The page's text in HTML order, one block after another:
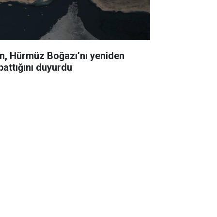
Hürmüz Boğazı’nı yeniden
duyurdu